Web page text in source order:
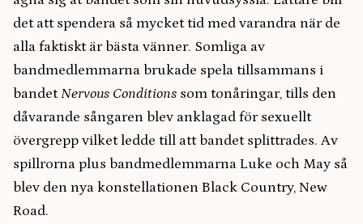
det att spendera så mycket tid med varandra när de
alla faktiskt är bästa vänner. Somliga av
bandmedlemmarna brukade spela tillsammans i
bandetNervous Conditions som tonåringar, tills den
dåvarande sångaren blev anklagad för sexuellt
övergrepp vilket ledde till att bandet splittrades. Av
spillrorna plus bandmedlemmarna Luke och May så
blev den nya konstellationen Black Country, New
Road.